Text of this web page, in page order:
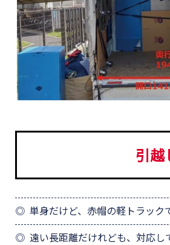
引越
単身だけど、赤帽の軽トラック
遠い長距離だけれども、対応し